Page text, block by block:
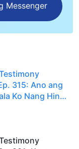
Messenger
315: Ano ang
Ko Nang Hindi